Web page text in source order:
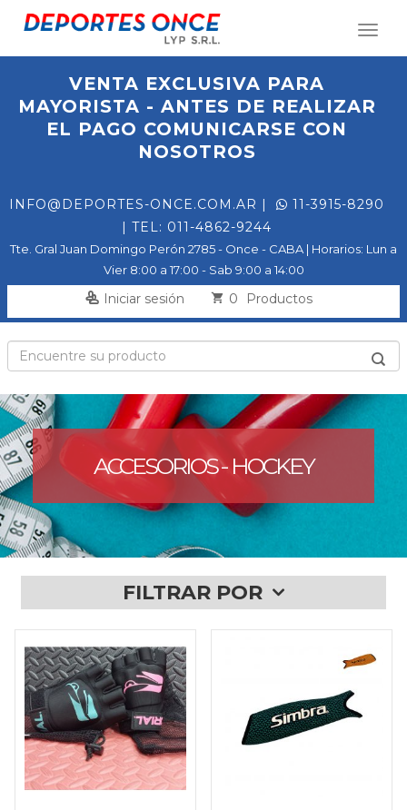
VENTA EXCLUSIVA PARA
MAYORISTA - ANTES DE REALIZAR
EL PAGO COMUNICARSE CON
NOSOTROS
INFO@DEPORTES-ONCE.COM.AR |
11-3915-8290
| TEL: 011-4862-9244
Tte. Gral Juan Domingo Perón 2785 - Once - CABA | Horarios: Lun a
Vier 8:00 a 17:00 - Sab 9:00 a 14:00
Iniciar sesión 0 Productos
ACCESORIOS - HOCKEY
FILTRAR POR